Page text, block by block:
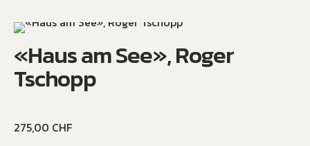
«Haus am See», Roger
Tschopp
275,00 CHF